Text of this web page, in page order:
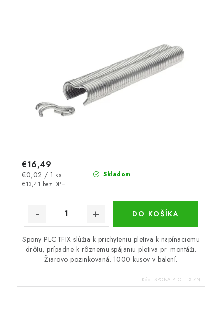
Skladom
€13,41 bez DPH
€16,49
Jednotková
cena:
€0,02 / 1 ks
DO KOŠÍKA
Spony PLOTFIX slúžia k prichyteniu pletiva k napínaciemu
drôtu, prípadne k rôznemu spájaniu pletiva pri montáži.
Žiarovo pozinkovaná. 1000 kusov v balení.
Kód: SPONA-PLOTFIX-ZN